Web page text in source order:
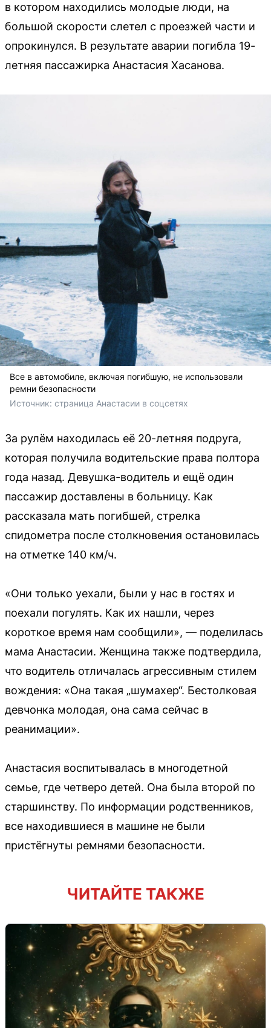
в котором находились молодые люди, на
большой скорости слетел с проезжей части и
опрокинулся. В результате аварии погибла 19-
летняя пассажирка Анастасия Хасанова.
Все в автомобиле, включая погибшую, не использовали
ремни безопасности
Источник: страница Анастасии в соцсетях
За рулём находилась её 20-летняя подруга,
которая получила водительские права полтора
года назад. Девушка-водитель и ещё один
пассажир доставлены в больницу. Как
рассказала мать погибшей, стрелка
спидометра после столкновения остановилась
на отметке 140 км/ч.
«Они только уехали, были у нас в гостях и
поехали погулять. Как их нашли, через
короткое время нам сообщили», — поделилась
мама Анастасии. Женщина также подтвердила,
что водитель отличалась агрессивным стилем
вождения: «Она такая „шумахер“. Бестолковая
девчонка молодая, она сама сейчас в
реанимации».
Анастасия воспитывалась в многодетной
семье, где четверо детей. Она была второй по
старшинству. По информации родственников,
все находившиеся в машине не были
пристёгнуты ремнями безопасности.
ЧИТАЙТЕ ТАКЖЕ